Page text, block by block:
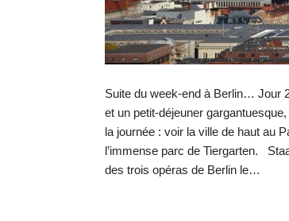
Suite du week-end à Berlin… Jour
et un petit-déjeuner
la journée : voir la ville de haut au
l’immense parc de Tiergarten.
des trois opéras de Berlin le…